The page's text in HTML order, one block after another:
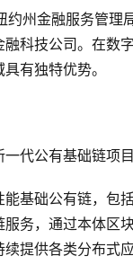
约州金融服务管
科技公司。在数
有独特优势。
代公有基础链项
基础公有链，包
服务，通过本体区
提供各类分布式